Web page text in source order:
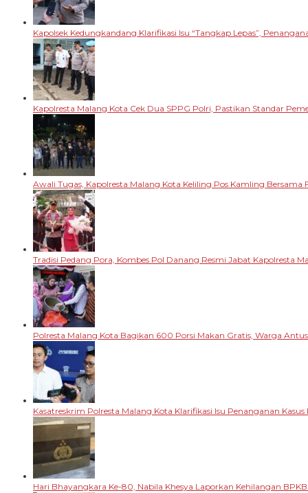
Kapolsek Kedungkandang Klarifikasi Isu “Tangkap Lepas”,
Kapolresta Malang Kota Cek Dua SPPG Polri, Pastikan Standar
Awali Tugas, Kapolresta Malang Kota Keliling Pos Kamling Bersama
Tradisi Pedang Pora, Kombes Pol Danang Resmi Jabat Kapolresta
Polresta Malang Kota Bagikan 600 Porsi Makan Gratis, Warga
Kasatreskrim Polresta Malang Kota Klarifikasi Isu Penanganan
Hari Bhayangkara Ke-80, Nabila Khesya Laporkan Kehilangan